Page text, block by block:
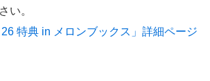
い。
特典 in メロンブックス」詳細ページ